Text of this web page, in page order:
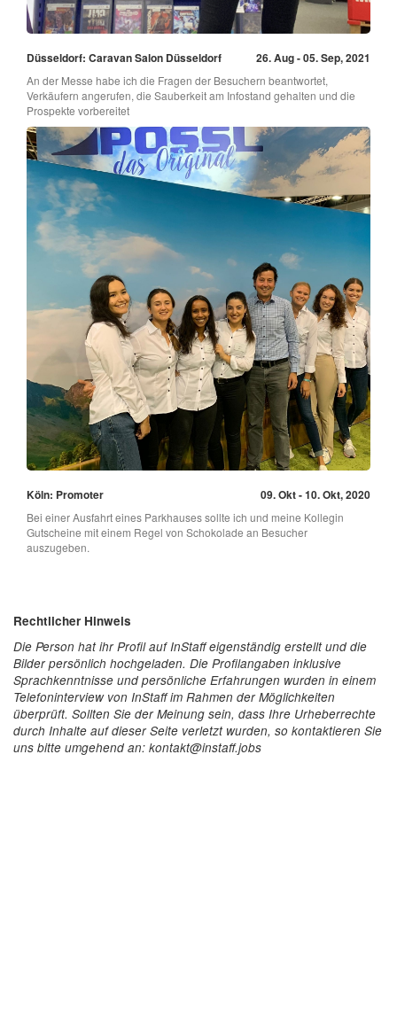
Düsseldorf: Caravan Salon Düsseldorf 26. Aug - 05. Sep, 2021
An der Messe habe ich die Fragen der Besuchern beantwortet,
Verkäufern angerufen, die Sauberkeit am Infostand gehalten und die
Prospekte vorbereitet
Köln: Promoter 09. Okt - 10. Okt, 2020
Bei einer Ausfahrt eines Parkhauses sollte ich und meine Kollegin
Gutscheine mit einem Regel von Schokolade an Besucher
auszugeben.
Rechtlicher Hinweis
Die Person hat ihr Profil auf InStaff eigenständig erstellt und die
Bilder persönlich hochgeladen. Die Profilangaben inklusive
Sprachkenntnisse und persönliche Erfahrungen wurden in einem
Telefoninterview von InStaff im Rahmen der Möglichkeiten
überprüft. Sollten Sie der Meinung sein, dass Ihre Urheberrechte
durch Inhalte auf dieser Seite verletzt wurden, so kontaktieren Sie
uns bitte umgehend an: kontakt@instaff.jobs